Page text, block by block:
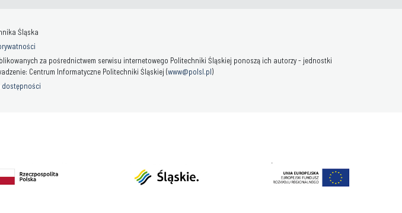
Śląska
za pośrednictwem serwisu internetowego Politechniki Śląskiej ponoszą ich autorzy - jednostki
Centrum Informatyczne Politechniki Śląskiej (www@polsl.pl)
dostępności